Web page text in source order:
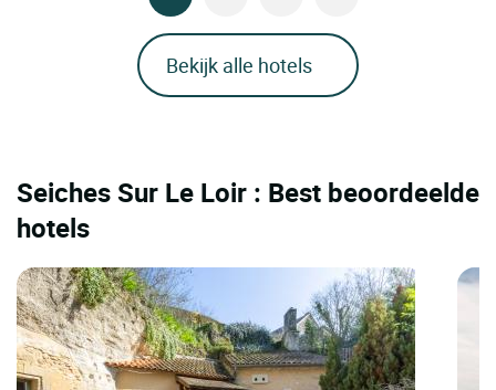
Bekijk alle hotels
Seiches Sur Le Loir : Best beoordeelde
hotels